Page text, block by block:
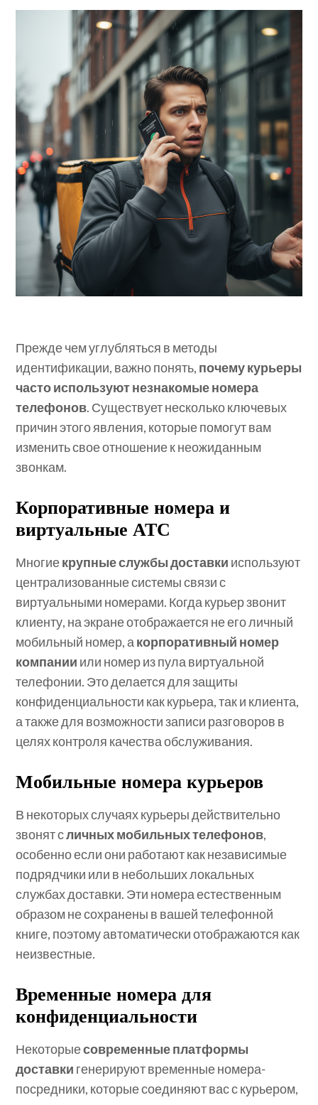
Прежде чем углубляться в методы
идентификации, важно понять, почему курьеры
часто используют незнакомые номера
телефонов. Существует несколько ключевых
причин этого явления, которые помогут вам
изменить свое отношение к неожиданным
звонкам.
Корпоративные номера и
виртуальные АТС
Многиекрупные службы доставки используют
централизованные системы связи с
виртуальными номерами. Когда курьер звонит
клиенту, на экране отображается не его личный
мобильный номер, а корпоративный номер
компании или номер из пула виртуальной
телефонии. Это делается для защиты
конфиденциальности как курьера, так и клиента,
а также для возможности записи разговоров в
целях контроля качества обслуживания.
Мобильные номера курьеров
В некоторых случаях курьеры действительно
звонят сличных мобильных телефонов,
особенно если они работают как независимые
подрядчики или в небольших локальных
службах доставки. Эти номера естественным
образом не сохранены в вашей телефонной
книге, поэтому автоматически отображаются как
неизвестные.
Временные номера для
конфиденциальности
Некоторыесовременные платформы
доставки генерируют временные номера-
посредники, которые соединяют вас с курьером,